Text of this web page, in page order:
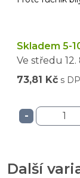
Skladem 5-
Ve středu 12.
73,81 Kč s
-
Další